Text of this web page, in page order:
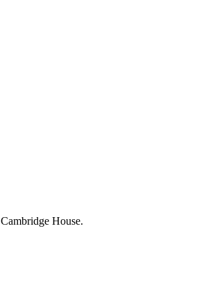
Cambridge House.